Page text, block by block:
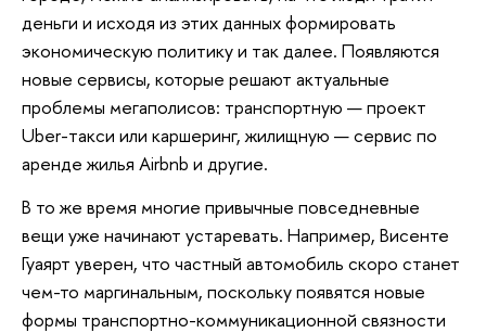
деньги и исходя из этих данных формировать
экономическую политику и так далее. Появляются
новые сервисы, которые решают актуальные
проблемы мегаполисов: транспортную — проект
Uber-такси или каршеринг, жилищную — сервис по
аренде жилья Airbnb и другие.
В то же время многие привычные повседневные
вещи уже начинают устаревать. Например, Висенте
Гуаярт уверен, что частный автомобиль скоро станет
чем-то маргинальным, поскольку появятся новые
формы транспортно-коммуникационной связности